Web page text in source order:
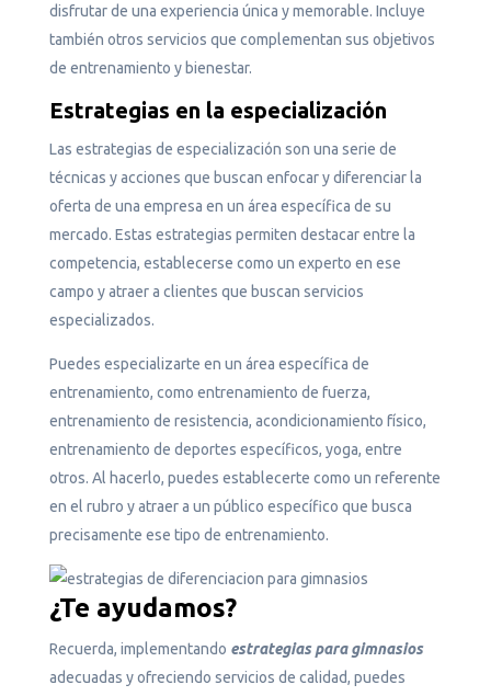
disfrutar de una experiencia única y memorable. Incluye
también otros servicios que complementan sus objetivos
de entrenamiento y bienestar.
Estrategias en la especialización
Las estrategias de especialización son una serie de
técnicas y acciones que buscan enfocar y diferenciar la
oferta de una empresa en un área específica de su
mercado. Estas estrategias permiten destacar entre la
competencia, establecerse como un experto en ese
campo y atraer a clientes que buscan servicios
especializados.
Puedes especializarte en un área específica de
entrenamiento, como entrenamiento de fuerza,
entrenamiento de resistencia, acondicionamiento físico,
entrenamiento de deportes específicos, yoga, entre
otros. Al hacerlo, puedes establecerte como un referente
en el rubro y atraer a un público específico que busca
precisamente ese tipo de entrenamiento.
¿Te ayudamos?
Recuerda, implementando estrategias para gimnasios
adecuadas y ofreciendo servicios de calidad, puedes